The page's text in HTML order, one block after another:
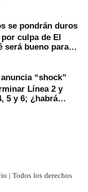
se pondrán duros
culpa de El
será bueno para
“shock”
Línea 2 y
5 y 6; ¿habrá
| Todos los derechos